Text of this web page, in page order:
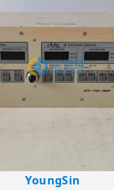
YoungSin